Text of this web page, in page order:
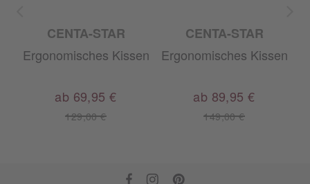
CENTA-STAR
Ergonomisches Kissen
129,00 €
ab 69,95 €
CENTA-STAR
Ergonomisches Kissen
149,00 €
ab 89,95 €